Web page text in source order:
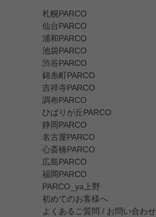
札幌PARCO
仙台PARCO
浦和PARCO
池袋PARCO
渋谷PARCO
錦糸町PARCO
吉祥寺PARCO
調布PARCO
ひばりが丘PARCO
静岡PARCO
名古屋PARCO
心斎橋PARCO
広島PARCO
福岡PARCO
PARCO_ya上野
初めてのお客様へ
よくあるご質問 / お問い合わせ